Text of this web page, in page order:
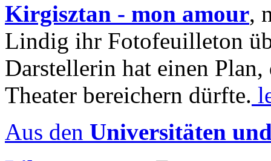
Kirgisztan - mon amour,
Lindig ihr Fotofeuilleton
Darstellerin hat einen Plan,
Theater bereichern dürfte.
Aus den Universitäten